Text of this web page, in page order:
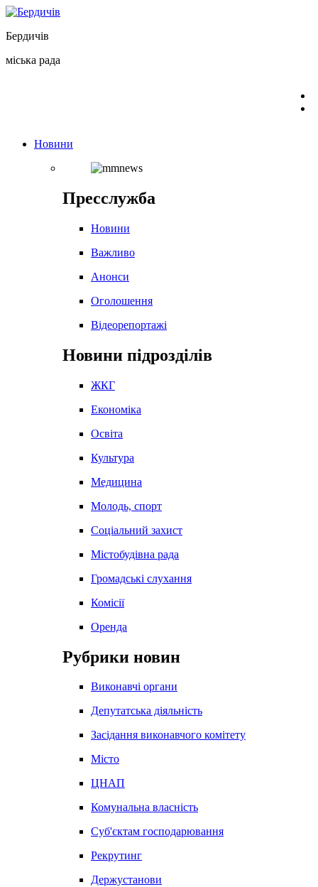
Перейти
вмісту
Бердичів
міська рада
Новини
Пресслужба
Новини
Важливо
Анонси
Оголошення
Відеорепортажі
Новини підрозділів
ЖКГ
Економіка
Освіта
Культура
Медицина
Молодь, спорт
Соціальний захист
Містобудівна рада
Громадські слухання
Комісії
Оренда
Рубрики новин
Виконавчі органи
Депутатська діяльність
Засідання виконавчого комітету
Місто
ЦНАП
Комунальна власність
Суб'єктам господарювання
Рекрутинг
Держустанови